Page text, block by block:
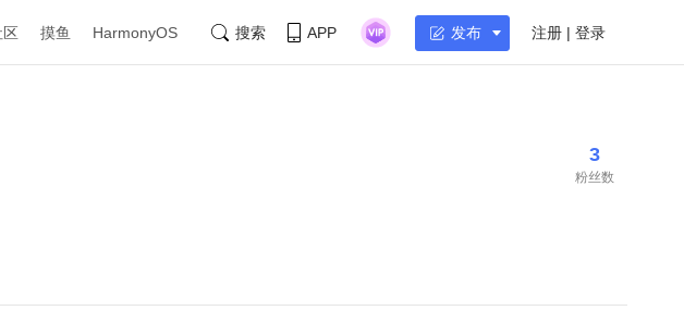
区 摸鱼 HarmonyOS 搜索 APP 发布 注册 | 登录
3
粉丝数